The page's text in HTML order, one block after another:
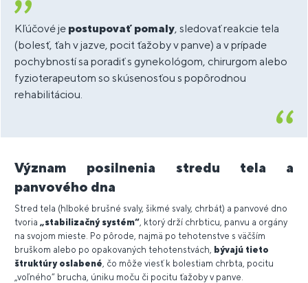
Kľúčové je postupovať pomaly, sledovať reakcie tela
(bolesť, ťah v jazve, pocit ťažoby v panve) a v prípade
pochybností sa poradiť s gynekológom, chirurgom alebo
fyzioterapeutom so skúsenosťou s popôrodnou
rehabilitáciou.
Význam posilnenia stredu tela a
panvového dna
Stred tela (hlboké brušné svaly, šikmé svaly, chrbát) a panvové dno
tvoria „stabilizačný systém“ , ktorý drží chrbticu, panvu a orgány
na svojom mieste. Po pôrode, najmä po tehotenstve s väčším
bruškom alebo po opakovaných tehotenstvách,
bývajú tieto
štruktúry oslabené , čo môže viesť k bolestiam chrbta, pocitu
„voľného“ brucha, úniku moču či pocitu ťažoby v panve.